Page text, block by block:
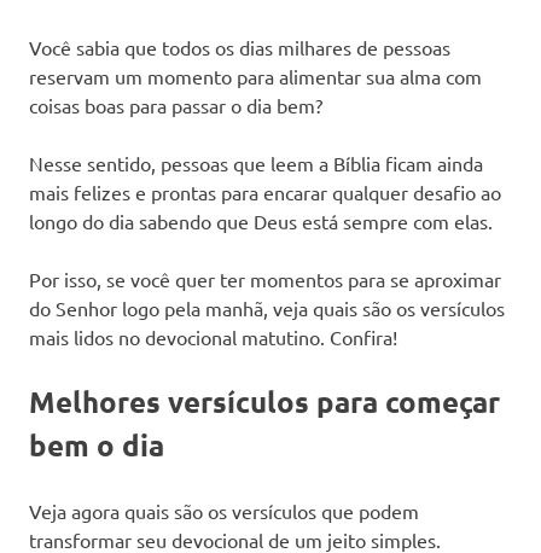
Você sabia que todos os dias milhares de pessoas
reservam um momento para alimentar sua alma com
coisas boas para passar o dia bem?
Nesse sentido, pessoas que leem a Bíblia ficam ainda
mais felizes e prontas para encarar qualquer desafio ao
longo do dia sabendo que Deus está sempre com elas.
Por isso, se você quer ter momentos para se aproximar
do Senhor logo pela manhã, veja quais são os versículos
mais lidos no devocional matutino. Confira!
Melhores versículos para começar
bem o dia
Veja agora quais são os versículos que podem
transformar seu devocional de um jeito simples.